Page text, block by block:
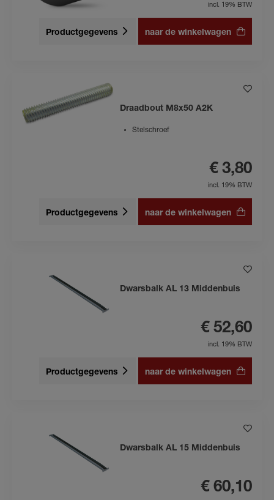
incl. 19% BTW
Productgegevens naar de winkelwagen
Draadbout M8x50 A2K
Stelschroef
€ 3,80
incl. 19% BTW
Productgegevens naar de winkelwagen
Dwarsbalk AL 13 Middenbuis
€ 52,60
incl. 19% BTW
Productgegevens naar de winkelwagen
Dwarsbalk AL 15 Middenbuis
€ 60,10